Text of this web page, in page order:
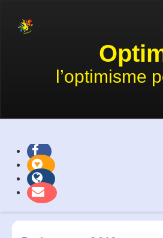
l’optimisme
Association
Approches
Actions et projets